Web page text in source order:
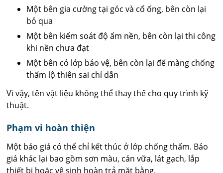
Một bên gia cường tại góc và cổ ống, bên còn lại
bỏ qua
Một bên kiểm soát độ ẩm nền, bên còn lại thi công
khi nền chưa đạt
Một bên có lớp bảo vệ, bên còn lại để màng chống
thấm lộ thiên sai chỉ dẫn
Vì vậy, tên vật liệu không thể thay thế cho quy trình kỹ
thuật.
Phạm vi hoàn thiện
Một báo giá có thể chỉ kết thúc ở lớp chống thấm. Báo
giá khác lại bao gồm sơn màu, cán vữa, lát gạch, lắp
thiết bị hoặc vệ sinh hoàn trả mặt bằng.